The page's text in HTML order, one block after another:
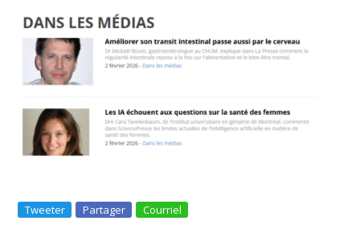
Tweeter Partager Courriel